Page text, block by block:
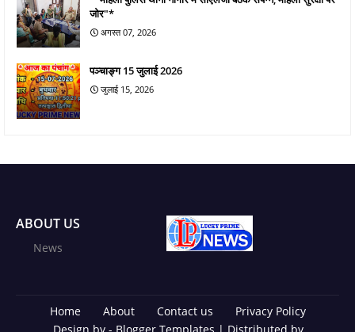
जोर"*
अगस्त 07, 2026
पञ्चाङ्ग 15 जुलाई 2026
जुलाई 15, 2026
ABOUT US
News
Home About Contact us
Privacy Policy